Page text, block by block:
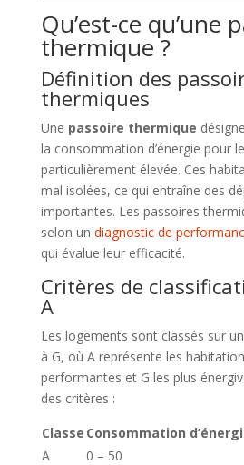
Qu’est-ce qu’une
thermique ?
Définition des
thermiques
Une passoire thermique
la consommation d’énergie pour
particulièrement élevée. Ces
mal isolées, ce qui entraîne des
importantes. Les passoires
selon un diagnostic de
qui évalue leur efficacité.
Critères de
A
Les logements sont classés sur
à G, où A représente les
performantes et G les plus
des critères :
Classe Consommation
A
0 – 50